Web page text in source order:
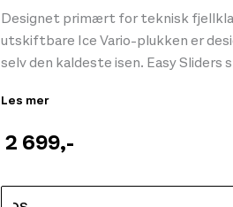
2 699,-
Designet primært for teknisk
utskiftbare Ice Vario-plukken er
selv den kaldeste isen. Easy Sliders
trenge inn i snøen når du skyver på
Les mer